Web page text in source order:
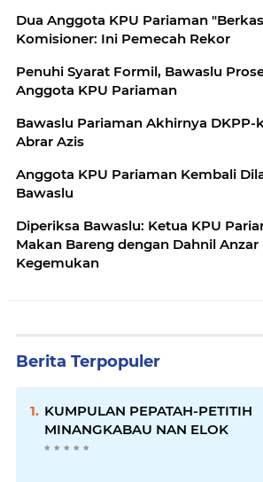
Dua Anggota KPU Pariaman
Komisioner: Ini Pemecah Rekor
Penuhi Syarat Formil, Bawaslu
Anggota KPU Pariaman
Bawaslu Pariaman Akhirnya DKPP-
Abrar Azis
Anggota KPU Pariaman Kembali
Bawaslu
Diperiksa Bawaslu: Ketua KPU
Makan Bareng dengan Dahnil Anzar
Kegemukan
Berita Terpopuler
KUMPULAN PEPATAH-PETITIH
MINANGKABAU NAN ELOK